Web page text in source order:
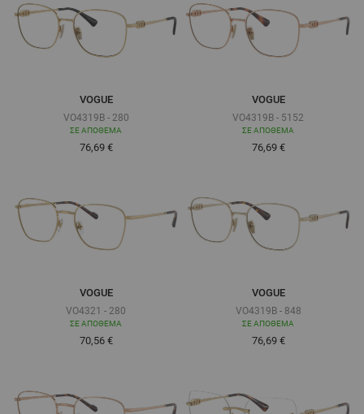
VOGUE
VO4319B - 280
ΣΕ ΑΠΌΘΕΜΑ
Τόσο χαμηλά όσο
76,69 €
VOGUE
VO4319B - 5152
ΣΕ ΑΠΌΘΕΜΑ
Τόσο χαμηλά όσο
76,69 €
VOGUE
VO4321 - 280
ΣΕ ΑΠΌΘΕΜΑ
Τόσο χαμηλά όσο
70,56 €
VOGUE
VO4319B - 848
ΣΕ ΑΠΌΘΕΜΑ
Τόσο χαμηλά όσο
76,69 €